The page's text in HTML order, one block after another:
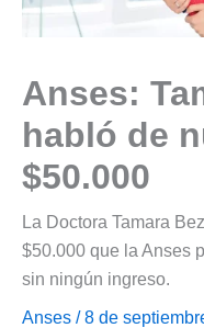
Anses:
habló de
$50.000
La Doctora Tamara
$50.000 que la Anses
sin ningún ingreso.
Anses / 8 de